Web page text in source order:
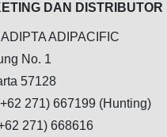
DAN DISTRIBUTOR
ADIPACIFIC
No. 1
57128
271) 667199 (Hunting)
271) 668616